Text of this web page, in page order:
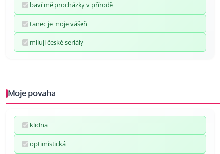
baví mě procházky v přírodě
tanec je moje vášeň
miluji české seriály
Moje povaha
klidná
optimistická